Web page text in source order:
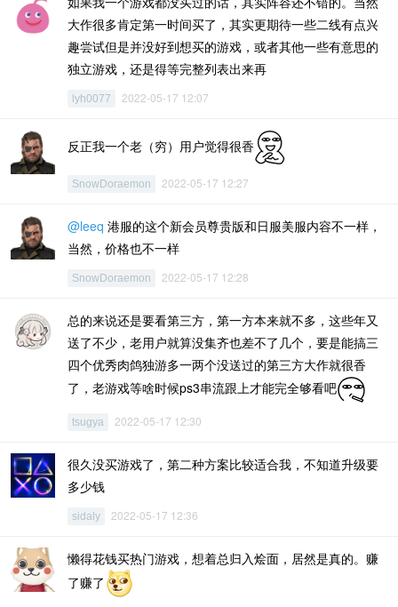
大作很多肯定第一时间买了，其实更期待一些二线有点兴
趣尝试但是并没好到想买的游戏，或者其他一些有意思的
独立游戏，还是得等完整列表出来再
lyh0077 2022-05-17 12:07
反正我一个老（穷）用户觉得很香
SnowDoraemon 2022-05-17 12:27
@leeq 港服的这个新会员尊贵版和日服美服内容不一样，
当然，价格也不一样
SnowDoraemon 2022-05-17 12:28
总的来说还是要看第三方，第一方本来就不多，这些年又
送了不少，老用户就算没集齐也差不了几个，要是能搞三
四个优秀肉鸽独游多一两个没送过的第三方大作就很香
了，老游戏等啥时候ps3串流跟上才能完全够看吧
tsugya 2022-05-17 12:30
很久没买游戏了，第二种方案比较适合我，不知道升级要
多少钱
sidaly 2022-05-17 12:36
懒得花钱买热门游戏，想着总归入烩面，居然是真的。赚
了赚了